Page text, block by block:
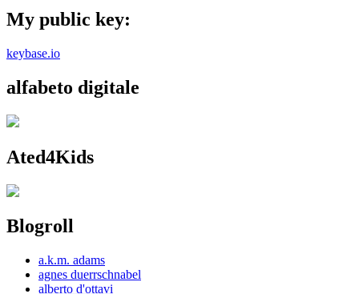
My public key:
keybase.io
alfabeto digitale
Ated4Kids
Blogroll
a.k.m. adams
agnes duerrschnabel
alberto d'ottavi